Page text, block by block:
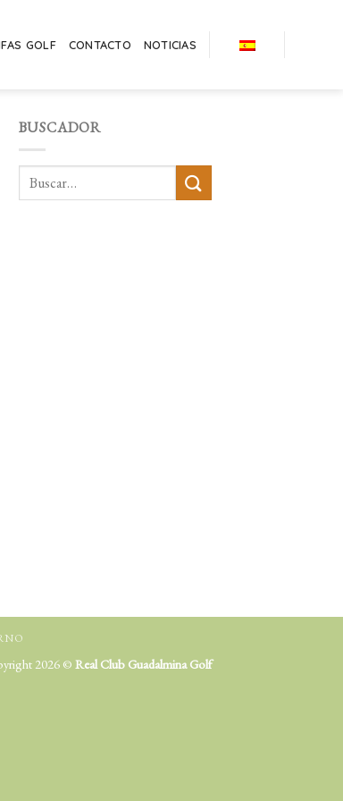
GOLF CONTACTO NOTICIAS
BUSCADOR
2026 © Real Club Guadalmina Golf